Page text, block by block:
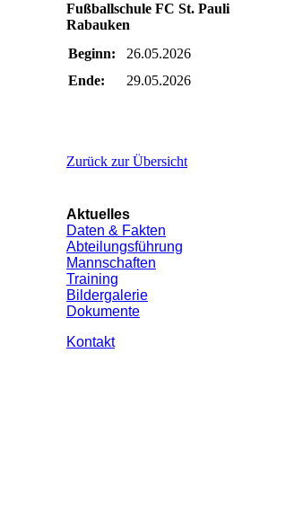
Fußballschule FC St. Pauli
Rabauken
Beginn:
26.05.2026
Ende:
29.05.2026
Zurück zur Übersicht
Aktuelles
Daten & Fakten
Abteilungsführung
Mannschaften
Training
Bildergalerie
Dokumente
Kontakt